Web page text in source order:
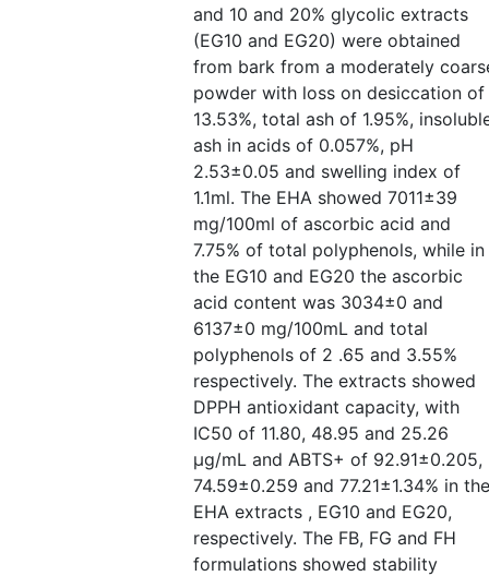
and 10 and 20% glycolic extracts
(EG10 and EG20) were obtained
from bark from a moderately
powder with loss on desiccation of
13.53%, total ash of 1.95%,
ash in acids of 0.057%, pH
2.53±0.05 and swelling index of
1.1ml. The EHA showed 7011±39
mg/100ml of ascorbic acid and
7.75% of total polyphenols, while in
the EG10 and EG20 the ascorbic
acid content was 3034±0 and
6137±0 mg/100mL and total
polyphenols of 2 .65 and 3.55%
respectively. The extracts showed
DPPH antioxidant capacity, with
IC50 of 11.80, 48.95 and 25.26
µg/mL and ABTS+ of 92.91±0.205,
74.59±0.259 and 77.21±1.34% in the
EHA extracts , EG10 and EG20,
respectively. The FB, FG and FH
formulations showed stability